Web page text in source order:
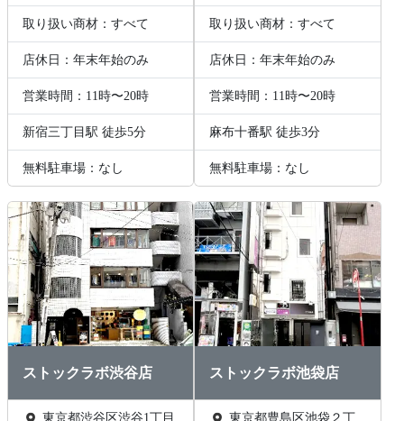
取り扱い商材：すべて
店休日：年末年始のみ
営業時間：11時〜20時
新宿三丁目駅 徒歩5分
無料駐車場：なし
取り扱い商材：すべて
店休日：年末年始のみ
営業時間：11時〜20時
麻布十番駅 徒歩3分
無料駐車場：なし
ストックラボ渋谷店 ストックラボ池袋店
東京都豊島区池袋２丁